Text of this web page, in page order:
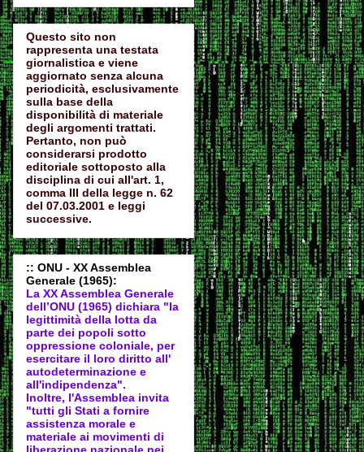
Questo sito non
rappresenta una testata
giornalistica e viene
aggiornato senza alcuna
periodicità, esclusivamente
sulla base della
disponibilità di materiale
degli argomenti trattati.
Pertanto, non può
considerarsi prodotto
editoriale sottoposto alla
disciplina di cui all'art. 1,
comma III della legge n. 62
del 07.03.2001 e leggi
successive.
:: ONU - XX Assemblea
Generale (1965):
La XX Assemblea Generale
dell’ONU (1965) dichiara "la
legittimità della lotta da
parte dei popoli sotto
oppressione coloniale, per
esercitare il loro diritto all'
autodeterminazione e
all'indipendenza".
Inoltre, l'Assemblea invita
"tutti gli Stati a fornire
assistenza morale e
materiale ai movimenti di